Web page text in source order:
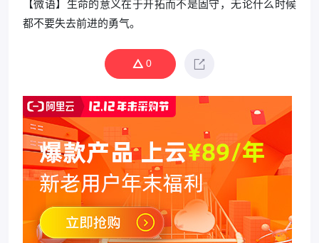
【微语】生命的意义在于开拓而不是固守，无论什么时候
都不要失去前进的勇气。
0